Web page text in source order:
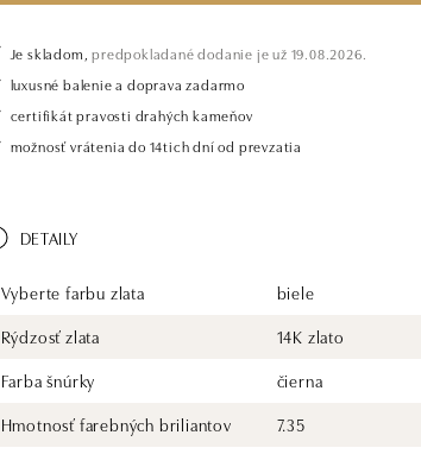
Je skladom, predpokladané dodanie je už 19.08.2026.
luxusné balenie a doprava zadarmo
certifikát pravosti drahých kameňov
možnosť vrátenia do 14tich dní od prevzatia
DETAILY
Vyberte farbu zlata
biele
Rýdzosť zlata
14K zlato
Farba šnúrky
čierna
Hmotnosť farebných briliantov
7.35